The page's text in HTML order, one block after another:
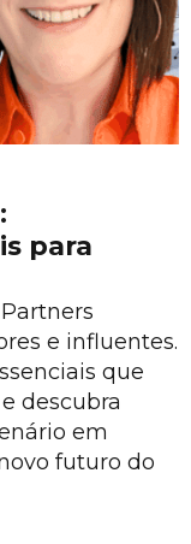
para
e influentes.
que
descubra
em
futuro do